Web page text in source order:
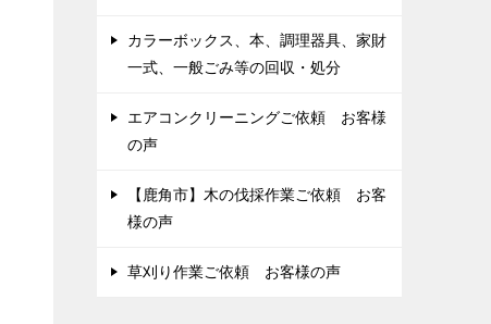
カラーボックス、本、調理器具、家財
一式、一般ごみ等の回収・処分
エアコンクリーニングご依頼 お客様
の声
【鹿角市】木の伐採作業ご依頼 お客
様の声
草刈り作業ご依頼 お客様の声